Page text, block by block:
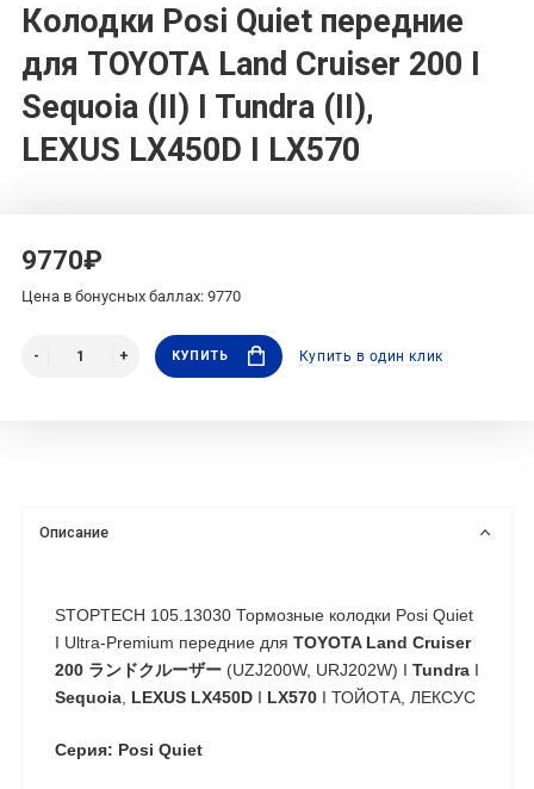
Колодки Posi Quiet передние
для TOYOTA Land Cruiser 200 I
Sequoia (II) I Tundra (II),
LEXUS LX450D I LX570
9770₽
Цена в бонусных баллах: 9770
КУПИТЬ Купить в один клик
Описание
STOPTECH 105.13030 Тормозные колодки Posi Quiet
I Ultra-Premium передние для TOYOTA Land Cruiser
200 ランドクルーザー (UZJ200W, URJ202W) I Tundra I
Sequoia LEXUS LX450D I LX570 I ТОЙОТА, ЛЕКСУС
Серия: Posi Quiet